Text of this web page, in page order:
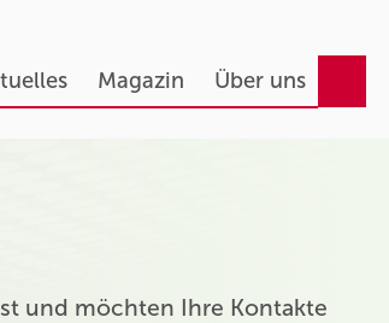
Magazin Über uns
und möchten Ihre Kontakte